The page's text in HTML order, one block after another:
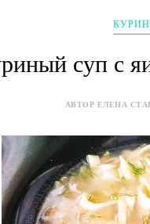
суп с
АВТОР ЕЛЕНА